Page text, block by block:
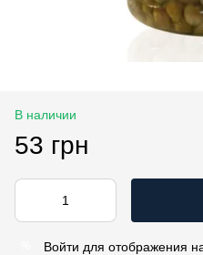
В наличии
53 грн
Войти для отображения